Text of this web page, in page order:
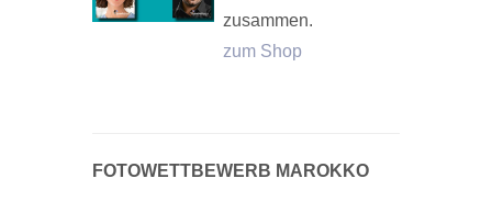
zusammen.
zum Shop
FOTOWETTBEWERB MAROKKO